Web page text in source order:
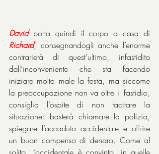
David
Richard, consegnandogli anche l’enorme
contrarietà di quest’ultimo, infastidito
dall’inconveniente che sta facendo
iniziare molto male la festa, ma siccome
la preoccupazione non va oltre il fastidio,
consiglia l’ospite di non tacitare la
situazione: basterà chiamare la polizia,
spiegare l’accaduto accidentale e offrire
un buon compenso di denaro. Come al